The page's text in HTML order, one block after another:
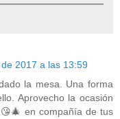
2017 a las 13:59
la mesa. Una forma
Aprovecho la ocasión
en compañía de tus